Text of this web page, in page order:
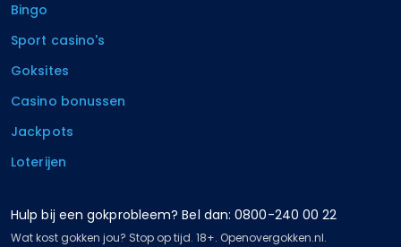
Bingo
Sport casino's
Goksites
Casino bonussen
Jackpots
Loterijen
Hulp bij een gokprobleem? Bel dan: 0800-240 00 22
Wat kost gokken jou? Stop op tijd. 18+. Openovergokken.nl.